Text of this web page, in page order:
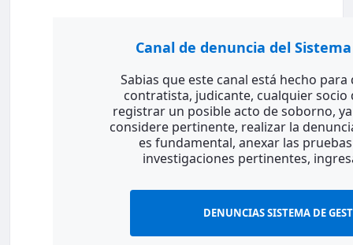
Canal de denuncia del
Sabias que este canal está hecho
contratista, judicante, cualquier
registrar un posible acto de soborno,
considere pertinente, realizar la
es fundamental, anexar las
investigaciones pertinentes,
DENUNCIAS SISTEMA DE